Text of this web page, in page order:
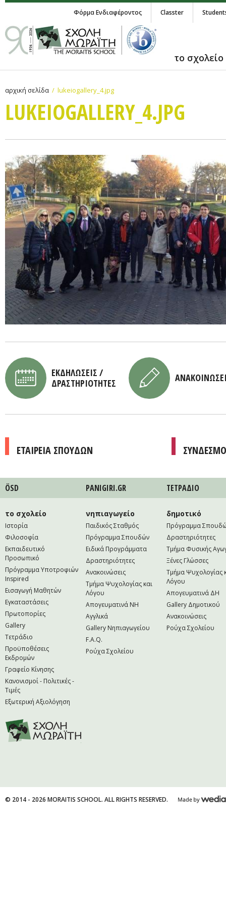
Φόρμα Ενδιαφέροντος Classter
το σχολείο
αρχική σελίδα lukeiogallery_4.jpg
LUKEIOGALLERY_4.JPG
ΕΚΔΗΛΩΣΕΙΣ /
ΔΡΑΣΤΗΡΙΟΤΗΤΕΣ
ΕΤΑΙΡΕΙΑ ΣΠΟΥΔΩΝ
ÖSD PANIGIRI.GR ΤΕΤΡAΔΙΟ
το σχολείο
Ιστορία
Φιλοσοφία
Εκπαιδευτικό
Προσωπικό
Πρόγραμμα Υποτροφιών
Inspired
Εισαγωγή Μαθητών
Εγκαταστάσεις
Πρωτοπορίες
Gallery
Τετράδιο
Προϋποθέσεις
Εκδρομών
Γραφείο Κίνησης
Κανονισμοί - Πολιτικές -
Τιμές
Εξωτερική Αξιολόγηση
νηπιαγωγείο
Παιδικός Σταθμός
Πρόγραμμα Σπουδών
Ειδικά Προγράμματα
Δραστηριότητες
Ανακοινώσεις
Τμήμα Ψυχολογίας και
Λόγου
Απογευματινά NH
Αγγλικά
Gallery Νηπιαγωγείου
F.A.Q.
Ρούχα Σχολείου
δημοτικό
Πρόγραμμα
Δραστηριότητες
Τμήμα Φυσικής
Ξένες Γλώσσες
Τμήμα Ψυχολογίας
Λόγου
Απογευματινά ΔΗ
Gallery Δημοτικού
Ανακοινώσεις
Ρούχα Σχολείου
© 2014 - 2026 MORAITIS SCHOOL. ALL RIGHTS RESERVED.